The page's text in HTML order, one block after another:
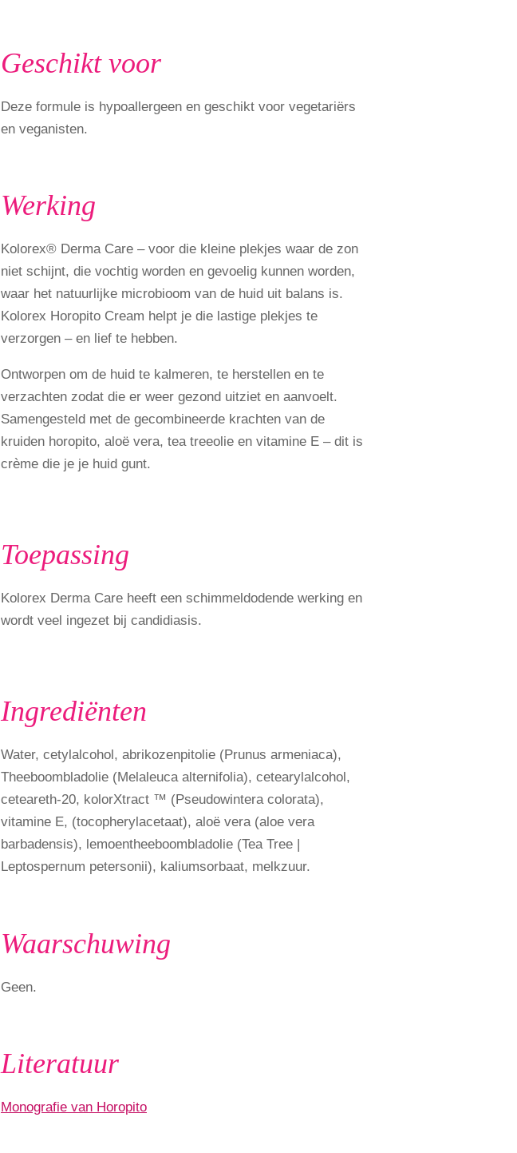
Geschikt voor
Deze formule is hypoallergeen en geschikt voor vegetariërs
en veganisten.
Werking
Kolorex® Derma Care – voor die kleine plekjes waar de zon
niet schijnt, die vochtig worden en gevoelig kunnen worden,
waar het natuurlijke microbioom van de huid uit balans is.
Kolorex Horopito Cream helpt je die lastige plekjes te
verzorgen – en lief te hebben.
Ontworpen om de huid te kalmeren, te herstellen en te
verzachten zodat die er weer gezond uitziet en aanvoelt.
Samengesteld met de gecombineerde krachten van de
kruiden horopito, aloë vera, tea treeolie en vitamine E – dit is
crème die je je huid gunt.
Toepassing
Kolorex Derma Care heeft een schimmeldodende werking en
wordt veel ingezet bij candidiasis.
Ingrediënten
Water, cetylalcohol, abrikozenpitolie (Prunus armeniaca),
Theeboombladolie (Melaleuca alternifolia), cetearylalcohol,
ceteareth-20, kolorXtract ™ (Pseudowintera colorata),
vitamine E, (tocopherylacetaat), aloë vera (aloe vera
barbadensis), lemoentheeboombladolie (Tea Tree |
Leptospernum petersonii), kaliumsorbaat, melkzuur.
Waarschuwing
Geen.
Literatuur
Monografie van Horopito